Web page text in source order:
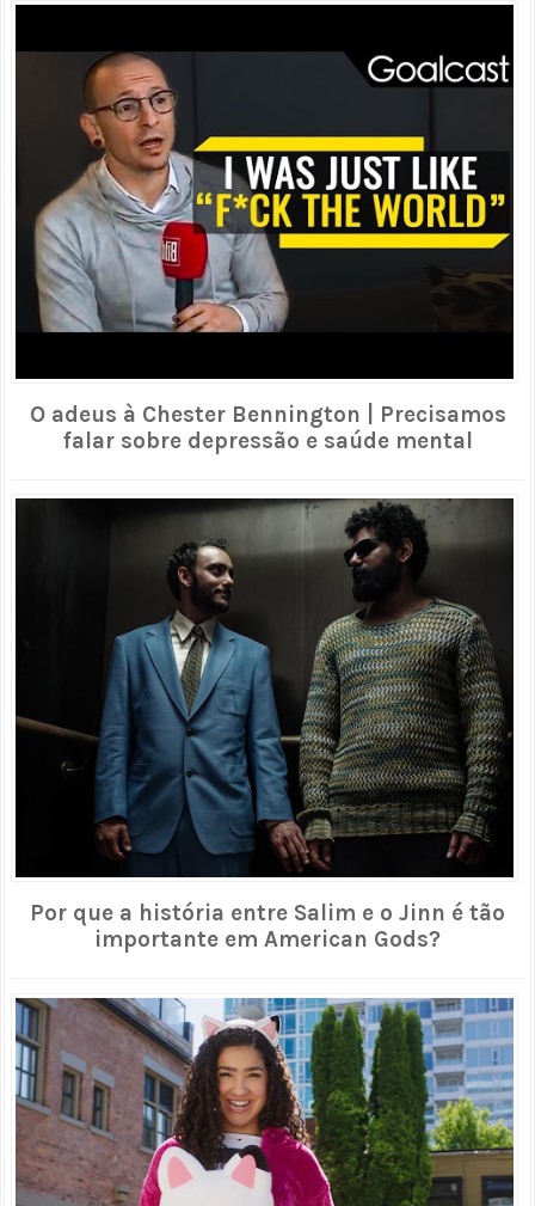
O adeus à Chester Bennington | Precisamos
falar sobre depressão e saúde mental
Por que a história entre Salim e o Jinn é tão
importante em American Gods?